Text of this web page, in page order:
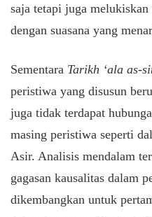
saja tetapi juga
dengan suasana yang
Sementara Tarikh ‘ala as-
peristiwa yang disusun
juga tidak terdapat
masing peristiwa seperti
Asir. Analisis mendalam
gagasan kausalitas dalam
dikembangkan untuk